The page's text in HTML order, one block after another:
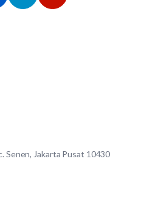
Senen, Jakarta Pusat 10430